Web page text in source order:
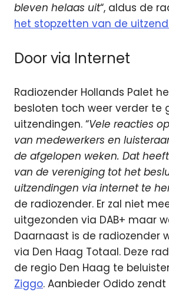
bleven helaas uit“, aldus de
het stopzetten van de
Door via Internet
Radiozender Hollands Palet
besloten toch weer verder te
uitzendingen. “Vele reacties
van medewerkers en
de afgelopen weken. Dat
van de vereniging tot het
uitzendingen via internet te
de radiozender. Er zal niet
uitgezonden via DAB+ maar
Daarnaast is de radiozender
via Den Haag Totaal. Deze
de regio Den Haag te
Ziggo. Aanbieder Odido